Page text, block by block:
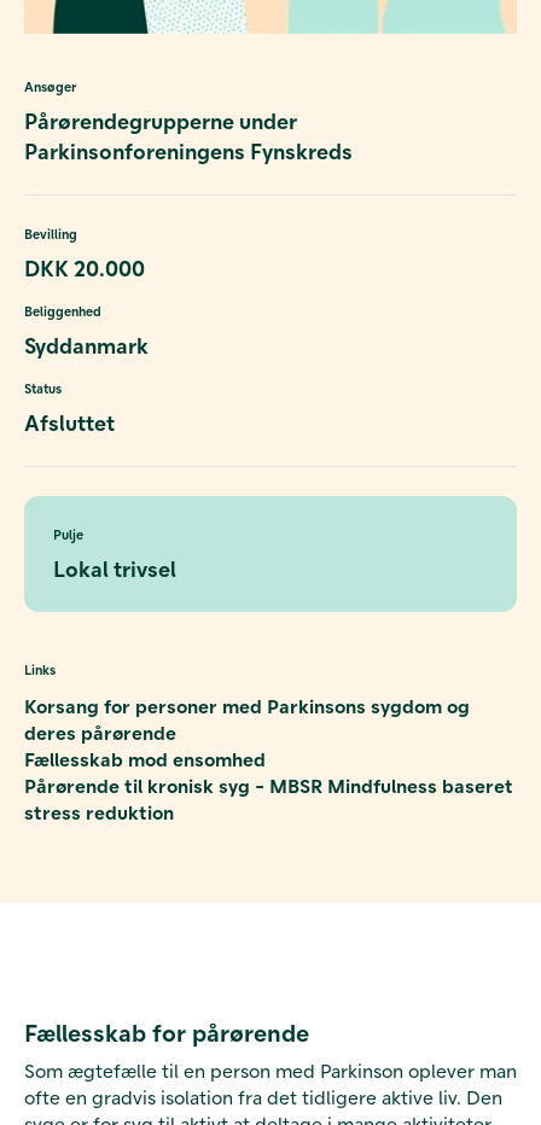
Ansøger
Pårørendegrupperne under
Parkinsonforeningens Fynskreds
Bevilling
DKK 20.000
Beliggenhed
Syddanmark
Status
Afsluttet
Pulje
Lokal trivsel
Links
Korsang for personer med Parkinsons sygdom og
deres pårørende
Fællesskab mod ensomhed
Pårørende til kronisk syg - MBSR Mindfulness baseret
stress reduktion
Fællesskab for pårørende
Som ægtefælle til en person med Parkinson oplever man
ofte en gradvis isolation fra det tidligere aktive liv. Den